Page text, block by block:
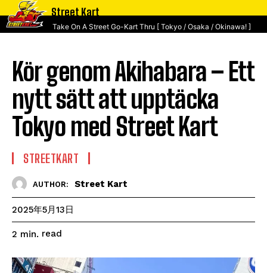
Street Kart
Take On A Street Go-Kart Thru [ Tokyo / Osaka / Okinawa! ]
Kör genom Akihabara – Ett
nytt sätt att upptäcka
Tokyo med Street Kart
STREETKART
AUTHOR: Street Kart
2025年5月13日
2 min. read